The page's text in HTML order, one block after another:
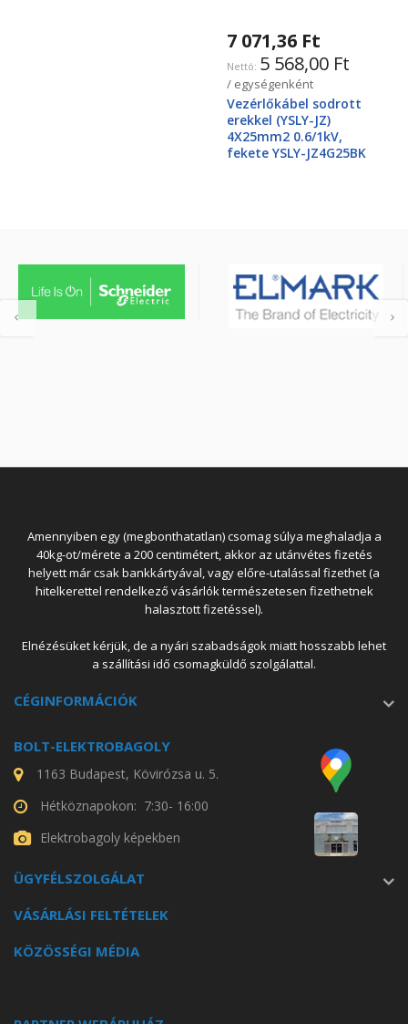
7 071,36 Ft
5 568,00 Ft
/ egységenként
Vezérlőkábel sodrott
erekkel (YSLY-JZ)
4X25mm2 0.6/1kV,
fekete YSLY-JZ4G25BK
Amennyiben egy (megbonthatatlan) csomag súlya meghaladja a
40kg-ot/mérete a 200 centimétert, akkor az utánvétes fizetés
helyett már csak bankkártyával, vagy előre-utalással fizethet (a
hitelkerettel rendelkező vásárlók természetesen fizethetnek
halasztott fizetéssel).
Elnézésüket kérjük, de a nyári szabadságok miatt hosszabb lehet
a szállítási idő csomagküldő szolgálattal.
CÉGINFORMÁCIÓK
BOLT-ELEKTROBAGOLY
1163 Budapest, Kövirózsa u. 5.
Hétköznapokon: 7:30- 16:00
Elektrobagoly képekben
ÜGYFÉLSZOLGÁLAT
VÁSÁRLÁSI FELTÉTELEK
KÖZÖSSÉGI MÉDIA